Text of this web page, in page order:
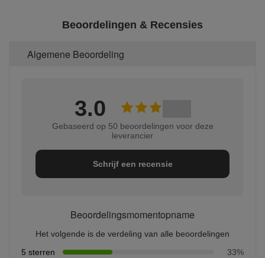
Beoordelingen & Recensies
Algemene Beoordeling
3.0
Gebaseerd op 50 beoordelingen voor deze
leverancier
Schrijf een recensie
Beoordelingsmomentopname
Het volgende is de verdeling van alle beoordelingen
5 sterren
33%